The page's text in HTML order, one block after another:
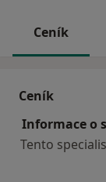
Ceník
Ceník
Informace o
Tento